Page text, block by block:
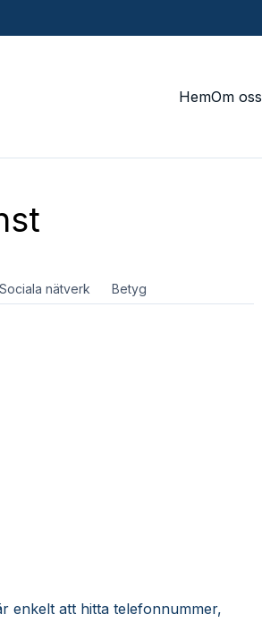
HemOm oss
Sociala nätverk Betyg
enkelt att hitta telefonnummer,